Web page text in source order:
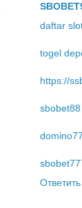
daftar
togel
https://
sbobet88
domino77
Ответить